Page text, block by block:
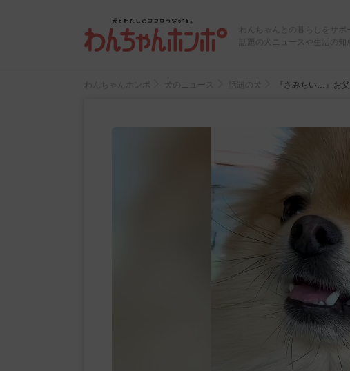
わんちゃんとの暮らしをサ
話題の犬ニュースや生活の知
わんちゃんホンポ 犬のニュース 話題の犬 『さみちい…』お